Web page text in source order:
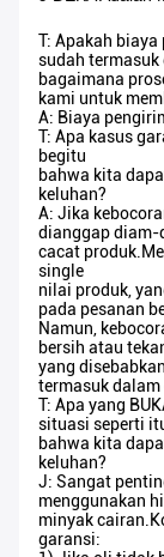
T: Apakah
sudah
bagaimana
kami untuk
A: Biaya
T: Apa kasus
begitu
bahwa kita
keluhan?
A: Jika
dianggap diam-
cacat
single
nilai produk,
pada pesanan
Namun,
bersih atau
yang
termasuk
T: Apa yang
situasi seperti
bahwa kita
keluhan?
J: Sangat
menggunakan
minyak
garansi: